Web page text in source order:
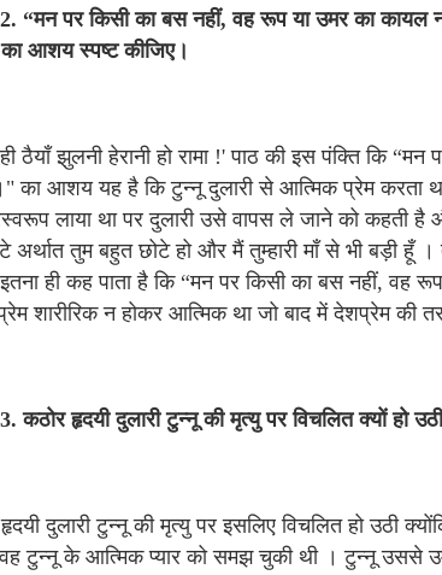
“मन पर किसी का बस नहीं, वह रूप या उमर का कायल
आशय स्पष्ट कीजिए।
ठैयाँ झुलनी हेरानी हो रामा !' पाठ की इस पंक्ति कि
का आशय यह है कि टुन्नू दुलारी से आत्मिक प्रेम करता
लाया था पर दुलारी उसे वापस ले जाने को कहती है
अर्थात तुम बहुत छोटे हो और मैं तुम्हारी माँ से भी बड़ी
ही कह पाता है कि “मन पर किसी का बस नहीं, वह
शारीरिक न होकर आत्मिक था जो बाद में देशप्रेम की
कठोर हृदयी दुलारी टुन्नू की मृत्यु पर विचलित क्यों हो
दुलारी टुन्नू की मृत्यु पर इसलिए विचलित हो उठी
टुन्नू के आत्मिक प्यार को समझ चुकी थी । टुन्नू उससे